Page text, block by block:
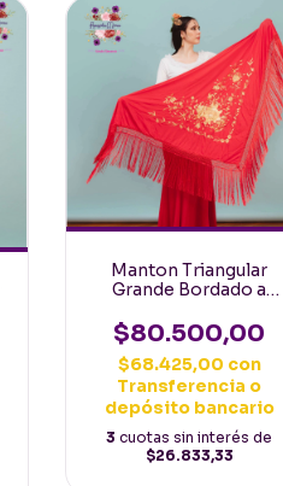
Manton Triangular
Grande Bordado a
Español Rojo con flores
doradas
$80.500,00
$68.425,00 con
Transferencia o
depósito bancario
3 cuotas sin interés de
$26.833,33